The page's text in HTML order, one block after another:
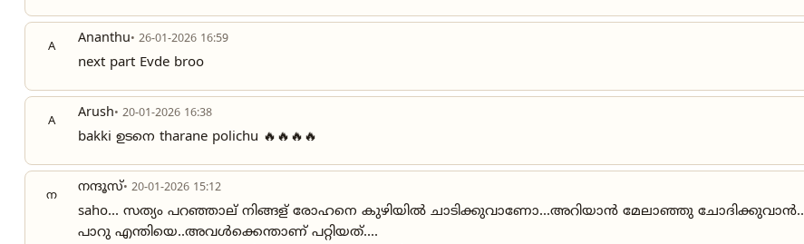
A Ananthu• 26-01-2026 16:59
next part Evde broo
A Arush• 20-01-2026 16:38
bakki ഉടനെ tharane polichu 🔥🔥🔥🔥
ന നന്ദൂസ്• 20-01-2026 15:12
saho... സത്യം പറഞ്ഞാല് നിങ്ങള് രോഹനെ കുഴിയിൽ ചാടിക്കുവാണോ...അറിയാൻ മേലാഞ്ഞു ചോദിക്കുവാൻ..
പാറു എന്തിയെ..അവൾക്കെന്താണ് പറ്റിയത്....